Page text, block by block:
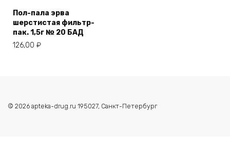
Пол-пала эрва
шерстистая фильтр-
пак. 1,5г № 20 БАД
126,00 ₽
© 2026 apteka-drug.ru 195027, Санкт-Петербург